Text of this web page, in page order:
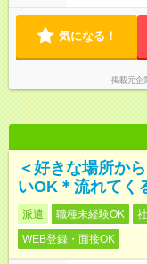
気になる！
掲載元企
＜好きな場所か
いOK＊流れてく
派遣 職種未経験OK
WEB登録・面接OK